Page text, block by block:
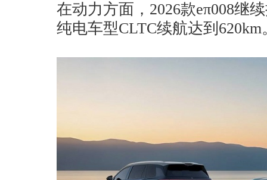
在动力方面，2026款eπ008继
纯电车型CLTC续航达到620km